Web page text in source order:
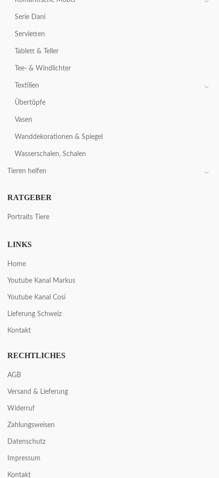
Serie Dani
Servietten
Tablett & Teller
Tee- & Windlichter
Textilien
Übertöpfe
Vasen
Wanddekorationen & Spiegel
Wasserschalen, Schalen
Tieren helfen
RATGEBER
Portraits Tiere
LINKS
Home
Youtube Kanal Markus
Youtube Kanal Cosi
Lieferung Schweiz
Kontakt
RECHTLICHES
AGB
Versand & Lieferung
Widerruf
Zahlungsweisen
Datenschutz
Impressum
Kontakt